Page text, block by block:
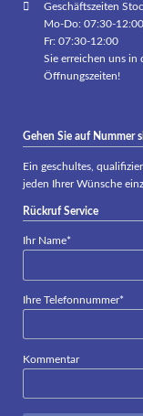
Geschäftszeiten
Mo-Do: 07:30-
Fr: 07:30-12:00
Sie erreichen uns in
Öffnungszeiten!
Gehen Sie auf Nummer
Ein geschultes,
jeden Ihrer Wünsche
Rückruf Service
Pflichtfeld
Ihr Name*
Pflichtfeld
Ihre Telefonnummer*
Kommentar